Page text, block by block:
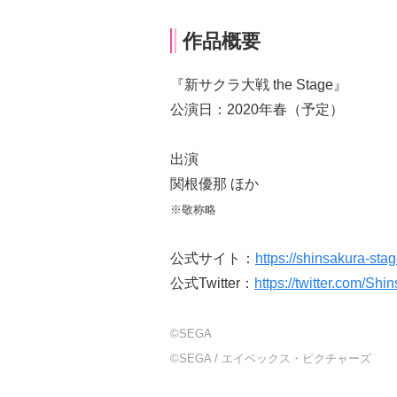
作品概要
『新サクラ大戦 the Stage』
公演日：2020年春（予定）
出演
関根優那 ほか
※敬称略
公式サイト： https://shinsakura-
公式Twitter： https://twitter.com/
©SEGA
©SEGA / エイベックス・ピクチャーズ